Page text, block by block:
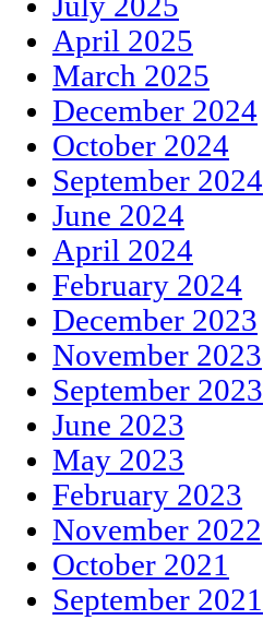
April 2025
March 2025
December 2024
October 2024
September 2024
June 2024
April 2024
February 2024
December 2023
November 2023
September 2023
June 2023
May 2023
February 2023
November 2022
October 2021
September 2021